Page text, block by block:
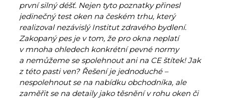
první silný déšť. Nejen tyto poznatky přinesl
jedinečný test oken na českém trhu, který
realizoval nezávislý Institut zdravého bydlení.
Zakopaný pes je v tom, že pro okna neplatí
v mnoha ohledech konkrétní pevné normy
a nemůžeme se spolehnout ani na CE štítek! Jak
z této pasti ven? Řešení je jednoduché –
nespolehnout se na nabídku obchodníka, ale
zaměřit se na detaily jako těsnění v rohu oken či